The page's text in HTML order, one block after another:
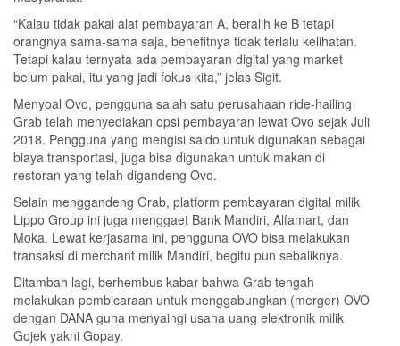
“Kalau tidak pakai alat pembayaran A, beralih ke B tetapi
orangnya sama-sama saja, benefitnya tidak terlalu kelihatan.
Tetapi kalau ternyata ada pembayaran digital yang market
belum pakai, itu yang jadi fokus kita,” jelas Sigit.
Menyoal Ovo, pengguna salah satu perusahaan ride-hailing
Grab telah menyediakan opsi pembayaran lewat Ovo sejak Juli
2018. Pengguna yang mengisi saldo untuk digunakan sebagai
biaya transportasi, juga bisa digunakan untuk makan di
restoran yang telah digandeng Ovo.
Selain menggandeng Grab, platform pembayaran digital milik
Lippo Group ini juga menggaet Bank Mandiri, Alfamart, dan
Moka. Lewat kerjasama ini, pengguna OVO bisa melakukan
transaksi di merchant milik Mandiri, begitu pun sebaliknya.
Ditambah lagi, berhembus kabar bahwa Grab tengah
melakukan pembicaraan untuk menggabungkan (merger) OVO
dengan DANA guna menyaingi usaha uang elektronik milik
Gojek yakni Gopay.